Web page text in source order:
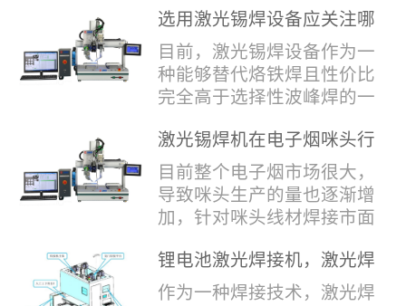
汽车与储能市场爆发式增
经理尹建中先生发表了振奋
人心的讲话。他首先对全体
员工在过去一年中的辛勤付
出和卓越贡献表示了最衷心
的感谢，并全面回顾了公司
在过去一年里取得的各项成
反两面都有插针的插头，其
焊接的方式还是有一定的难
点的，第一回流焊和自动烙
铁焊都不合适，因为对面一
会烫伤，在加上有干涉，烙
铁头不方便下去，目前在大
多数情况只能采用人工焊
接，目前人工成本贵，流动
性大，焊接的品质也难保
证。 但采用激光...
选用激光锡焊设备应关注哪
些方面
目前，激光锡焊设备作为一
种能够替代烙铁焊且性价比
完全高于选择性波峰焊的一
来越多的企业关注与使用，
那么在选择激光锡焊设备方
面应该关注哪几点哪？
其一，激光锡焊接设备上
动力核心部件，激光器肯定
是锡焊接设备最至关重要的
一环。目前作为激光锡焊接
激光锡焊机在电子烟咪头行
业的应用
目前整个电子烟市场很大，
导致咪头生产的量也逐渐增
加，针对咪头线材焊接市面
统烙铁焊接，优势价格便
宜，咪头焊接自动化生产线
锂电池激光焊接机，激光焊
锡机厂家如何选？
作为一种焊接技术，激光焊